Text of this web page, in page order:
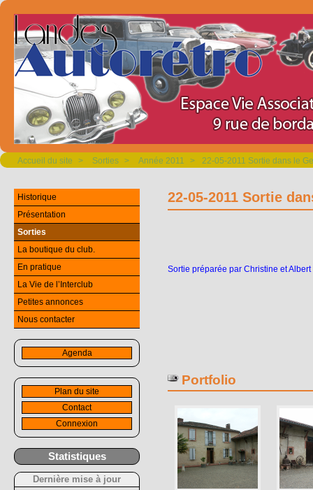
Accueil du site > Sorties > Année 2011 > 22-05-2011 Sortie dans le
22-05-2011 Sortie
Sortie préparée par Christine etAlbert
Portfolio
Historique
Présentation
Sorties
La boutique du club.
En pratique
La Vie de l’Interclub
Petites annonces
Nous contacter
Agenda
Plan du site
Contact
Connexion
Statistiques
Dernière mise à jour